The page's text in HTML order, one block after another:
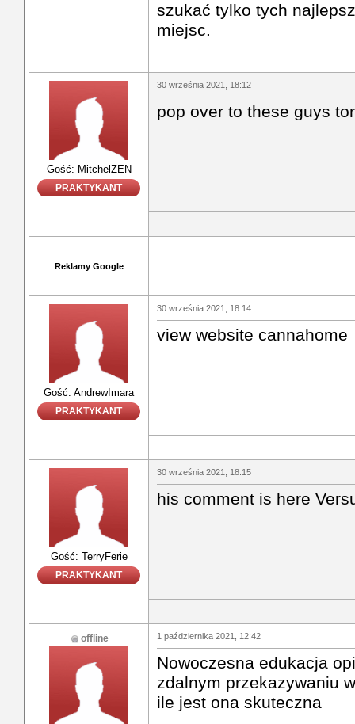
szukać tylko tych
miejsc.
Gość: MitchelZEN
PRAKTYKANT
30 września 2021, 18:12
pop over to these guys
Reklamy Google
Gość: AndrewImara
PRAKTYKANT
30 września 2021, 18:14
view website cannahome
Gość: TerryFerie
PRAKTYKANT
30 września 2021, 18:15
his comment is here
offline 1 października 2021, 12:42
Nowoczesna edukacja
zdalnym przekazywaniu
ile jest ona skuteczna